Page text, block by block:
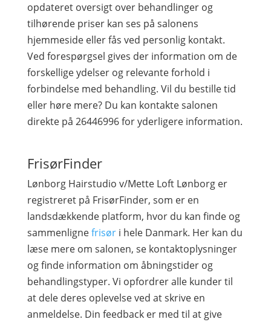
opdateret oversigt over behandlinger og
tilhørende priser kan ses på salonens
hjemmeside eller fås ved personlig kontakt.
Ved forespørgsel gives der information om de
forskellige ydelser og relevante forhold i
forbindelse med behandling. Vil du bestille tid
eller høre mere? Du kan kontakte salonen
direkte på 26446996 for yderligere information.
FrisørFinder
Lønborg Hairstudio v/Mette Loft Lønborg er
registreret på FrisørFinder, som er en
landsdækkende platform, hvor du kan finde og
sammenlignefrisøri hele Danmark. Her kan du
læse mere om salonen, se kontaktoplysninger
og finde information om åbningstider og
behandlingstyper. Vi opfordrer alle kunder til
at dele deres oplevelse ved at skrive en
anmeldelse. Din feedback er med til at give